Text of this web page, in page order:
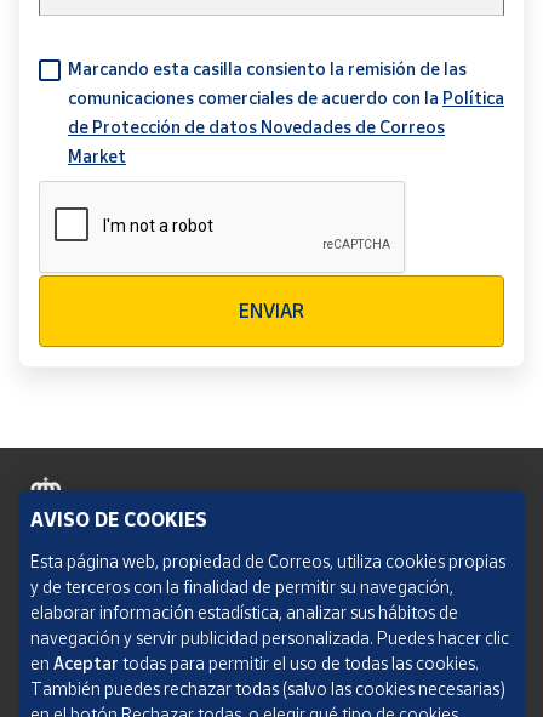
Marcando esta casilla consiento la remisión de las
comunicaciones comerciales de acuerdo con la Política
de Protección de datos Novedades de Correos
Market
ENVIAR
Política de cookies
Aviso legal
Condiciones del servicio
Política de Privacidad Web
AVISO DE COOKIES
Esta página web, propiedad de Correos, utiliza cookies propias
y de terceros con la finalidad de permitir su navegación,
elaborar información estadística, analizar sus hábitos de
navegación y servir publicidad personalizada. Puedes hacer clic
en Aceptar todas para permitir el uso de todas las cookies.
También puedes rechazar todas (salvo las cookies necesarias)